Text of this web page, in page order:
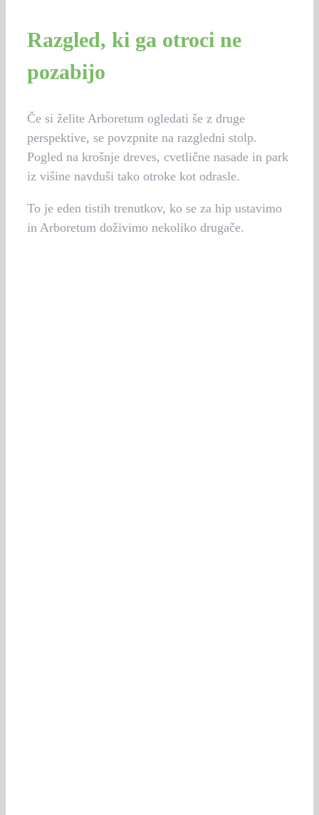
Razgled, ki ga otroci ne
pozabijo
Če si želite Arboretum ogledati še z druge
perspektive, se povzpnite na razgledni stolp.
Pogled na krošnje dreves, cvetlične nasade in park
iz višine navduši tako otroke kot odrasle.
To je eden tistih trenutkov, ko se za hip ustavimo
in Arboretum doživimo nekoliko drugače.